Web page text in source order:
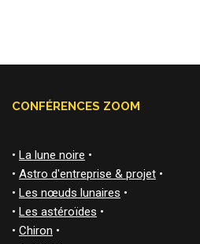
CONFÉRENCES ZOOM
• La lune noire •
• Astro d'entreprise & projet •
• Les nœuds lunaires •
• Les astéroïdes •
• Chiron •